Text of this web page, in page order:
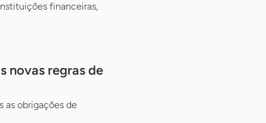
financeiras,
novas regras de
as obrigações de